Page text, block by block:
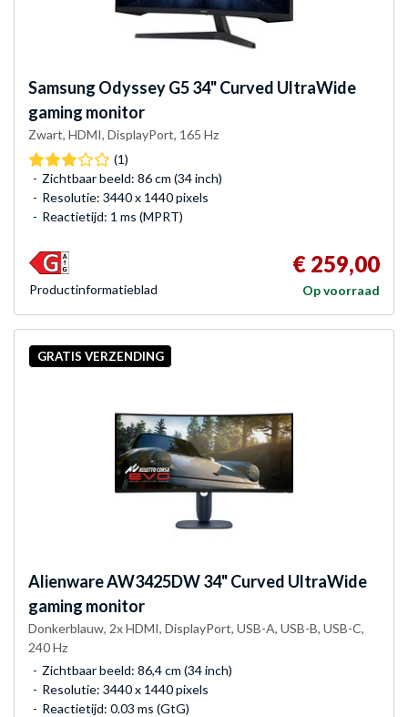
Samsung Odyssey G5 34" Curved UltraWide
gaming monitor
Zwart, HDMI, DisplayPort, 165 Hz
(1)
Zichtbaar beeld: 86 cm (34 inch)
Resolutie: 3440 x 1440 pixels
Reactietijd: 1 ms (MPRT)
€ 259,00
Op voorraad
Product­informatieblad
GRATIS VERZENDING
AlienwareAW3425DW 34" Curved UltraWide
gaming monitor
Donkerblauw, 2x HDMI, DisplayPort, USB-A, USB-B, USB-C,
240 Hz
Zichtbaar beeld: 86,4 cm (34 inch)
Resolutie: 3440 x 1440 pixels
Reactietijd: 0.03 ms (GtG)